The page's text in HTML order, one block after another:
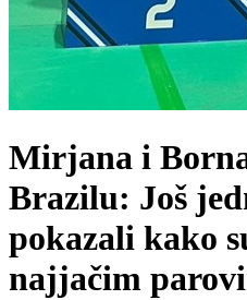
Mirjana i
Brazilu: Još
pokazali kako
najjačim